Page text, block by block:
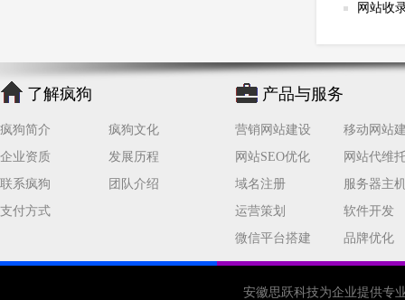
网站收
了解疯狗
疯狗简介
疯狗文化
企业资质
发展历程
联系疯狗
团队介绍
支付方式
产品与服务
营销网站建设
移动网站
网站SEO优化
网站代维
域名注册
服务器主
运营策划
软件开发
微信平台搭建
品牌优化
安徽思跃科技为企业提供专